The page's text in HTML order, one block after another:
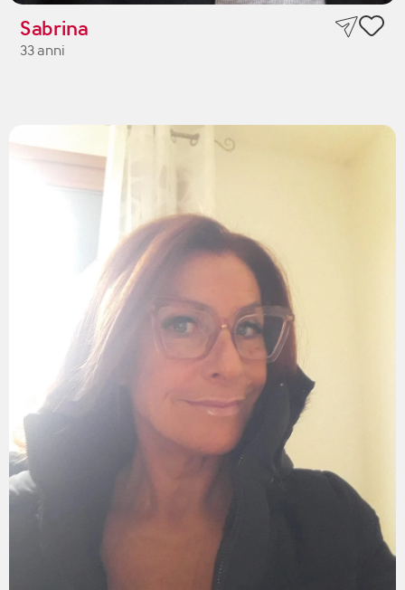
Sabrina
33 anni